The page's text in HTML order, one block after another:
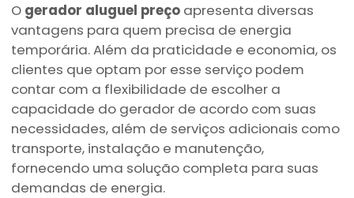
O gerador aluguel preço apresenta diversas
vantagens para quem precisa de energia
temporária. Além da praticidade e economia, os
clientes que optam por esse serviço podem
contar com a flexibilidade de escolher a
capacidade do gerador de acordo com suas
necessidades, além de serviços adicionais como
transporte, instalação e manutenção,
fornecendo uma solução completa para suas
demandas de energia.